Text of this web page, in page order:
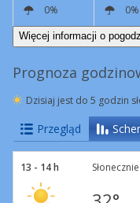
0% 0%
S
10 km/h E
4
Więcej informacji o
Prognoza
Dzisiaj jest do 5 godzin
Przegląd
13 - 14 h Słonecznie